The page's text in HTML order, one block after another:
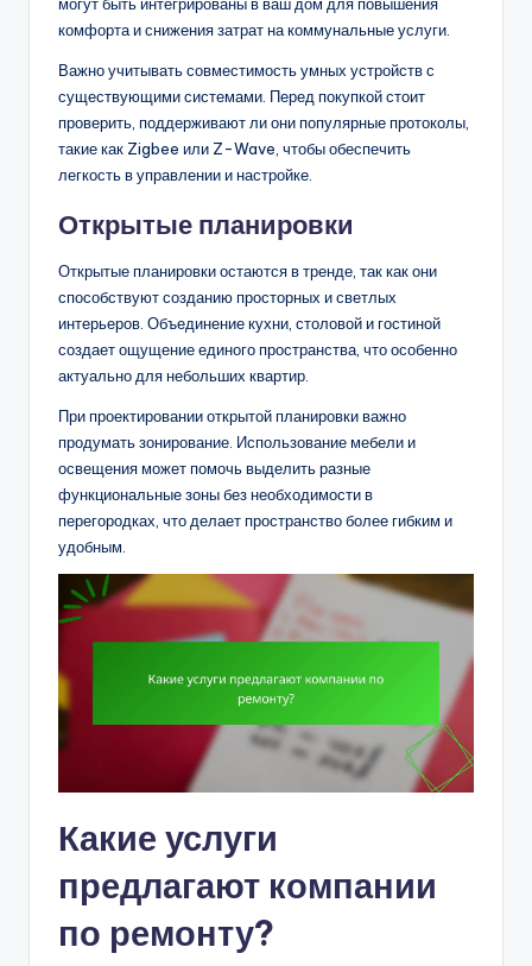
комфорта и снижения затрат на коммунальные услуги.
Важно учитывать совместимость умных устройств с
существующими системами. Перед покупкой стоит
проверить, поддерживают ли они популярные протоколы,
такие как Zigbee или Z-Wave, чтобы обеспечить
легкость в управлении и настройке.
Открытые планировки
Открытые планировки остаются в тренде, так как они
способствуют созданию просторных и светлых
интерьеров. Объединение кухни, столовой и гостиной
создает ощущение единого пространства, что особенно
актуально для небольших квартир.
При проектировании открытой планировки важно
продумать зонирование. Использование мебели и
освещения может помочь выделить разные
функциональные зоны без необходимости в
перегородках, что делает пространство более гибким и
удобным.
Какие услуги
предлагают компании
по ремонту?